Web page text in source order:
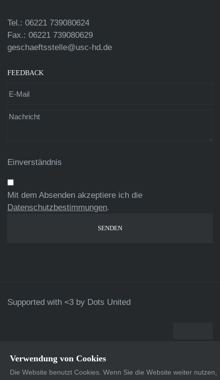
Tel.: 06221 739080624
Fax.: 06221 739080629
geschaeftsstelle@usc-hd.de
FEEDBACK
Einverständnis
Mit dem Absenden akzeptiere ich die
Datenschutzbestimmungen.
Supported with <3 by Dots United
Verwendung von Cookies
Die Website benutzt Cookies. Wenn Sie die Website weiter nutzen,